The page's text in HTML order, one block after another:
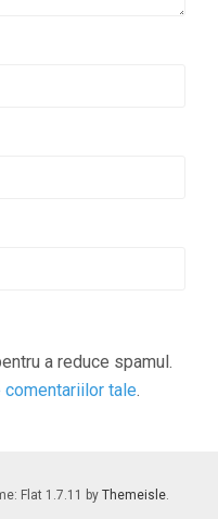
a reduce spamul.
tale.
Flat 1.7.11 by Themeisle.